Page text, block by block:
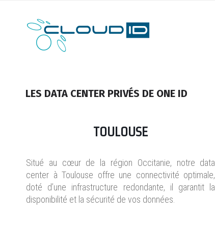
LES DATA CENTER PRIVÉS DE ONE ID
TOULOUSE
Situé au cœur de la région Occitanie, notre data
center à Toulouse offre une connectivité optimale,
doté d’une infrastructure redondante, il garantit la
disponibilité et la sécurité de vos données.